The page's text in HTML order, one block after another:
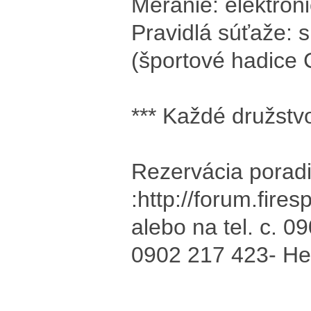
Pravidlá súťaže:
(športové hadice
*** Každé
Rezervácia
:http://
alebo na tel. c.
0902 217 423-